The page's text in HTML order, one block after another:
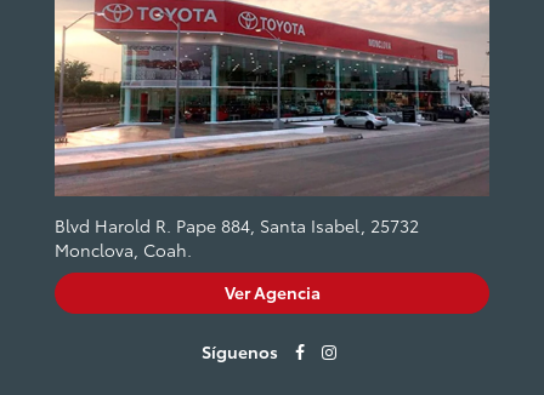
Blvd Harold R. Pape 884, Santa Isabel, 25732
Monclova, Coah.
Ver Agencia
Síguenos